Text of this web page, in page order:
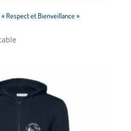
Respect et Bienveillance »